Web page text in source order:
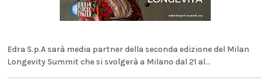
Edra S.p.A sarà media partner della seconda edizione del Milan
Longevity Summit che si svolgerà a Milano dal 21 al...